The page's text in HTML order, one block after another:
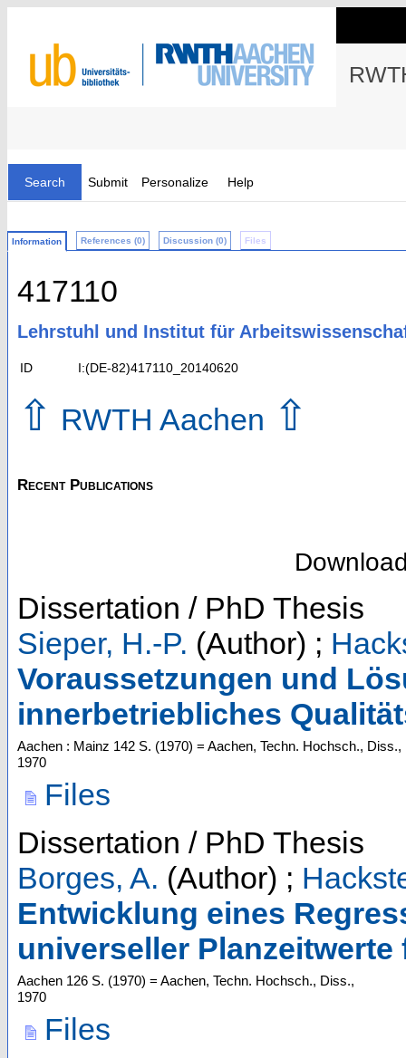
Search Submit Personalize Help
Information References (0) Discussion (0) Files
417110
Lehrstuhl und Institut für
ID I:(DE-82)417110_20140620
⇧ RWTH Aachen ⇧
Recent Publications
Dissertation / PhD Thesis
Sieper, H.-P. (Author) ;
Voraussetzungen und
innerbetriebliches
Aachen : Mainz 142 S. (1970) = Aachen, Techn. Hochsch., Diss.,
1970
Files
Dissertation / PhD Thesis
Borges, A. (Author) ;
Entwicklung eines
universeller
Aachen 126 S. (1970) = Aachen, Techn. Hochsch., Diss.,
1970
Files